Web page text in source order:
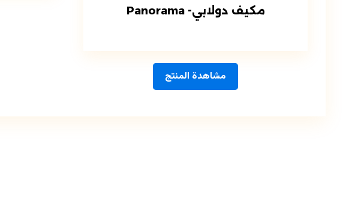
مكيف دولابي- Panorama
مشاهدة المنتج